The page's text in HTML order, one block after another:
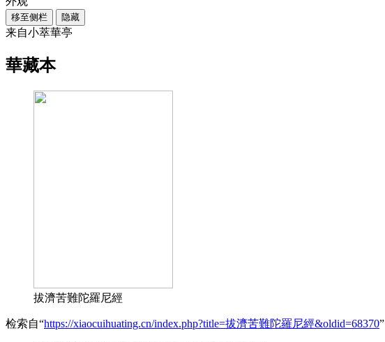
移至侧栏 隐藏
来自小萃華亭
華藏本
拔濟苦難陀羅尼經
检索自“https://xiaocuihuating.cn/index.php?title=拔濟苦難陀羅尼經&oldid=68370”